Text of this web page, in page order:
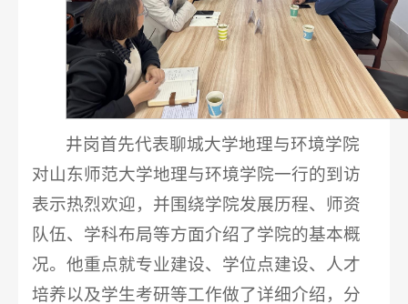
井岗首先代表聊城大学地理与环境学院
对山东师范大学地理与环境学院一行的到访
表示热烈欢迎，并围绕学院发展历程、师资
队伍、学科布局等方面介绍了学院的基本概
况。他重点就专业建设、学位点建设、人才
培养以及学生考研等工作做了详细介绍，分